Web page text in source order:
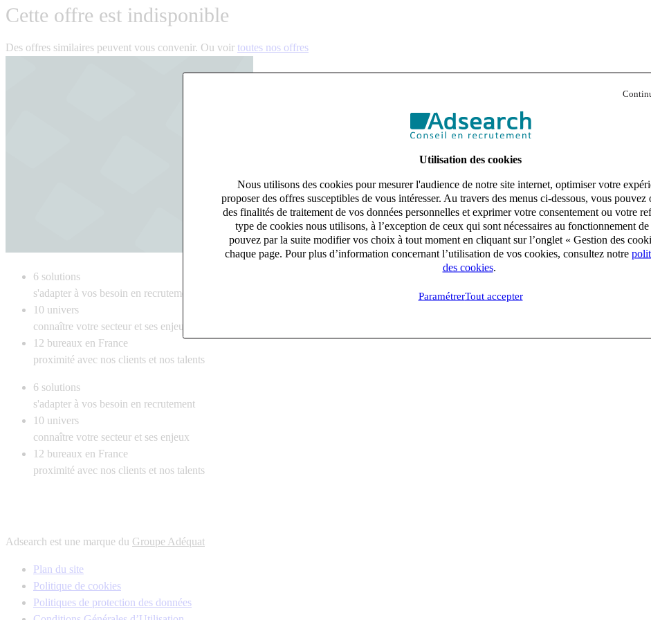
Utilisation des cookies
Nous utilisons des cookies pour mesurer l'audience de notre site internet, optimiser votre
proposer des offres susceptibles de vous intéresser. Au travers des menus ci-dessous, vous
des finalités de traitement de vos données personnelles et exprimer votre consentement ou votre
type de cookies nous utilisons, à l’exception de ceux qui sont nécessaires au fonctionnement
pouvez par la suite modifier vos choix à tout moment en cliquant sur l’onglet « Gestion des
chaque page. Pour plus d’information concernant l’utilisation de vos cookies, consultez notre
des cookies.
ParamétrerTout accepter
Cette offre est indisponible
Des offres similaires peuvent vous convenir. Ou voir toutes nos offres
6 solutions
s'adapter à vos besoin en recrutement
10 univers
connaître votre secteur et ses enjeux
12 bureaux en France
proximité avec nos clients et nos talents
6 solutions
s'adapter à vos besoin en recrutement
10 univers
connaître votre secteur et ses enjeux
12 bureaux en France
proximité avec nos clients et nos talents
Adsearch est une marque du Groupe Adéquat
Plan du site
Politique de cookies
Politiques de protection des données